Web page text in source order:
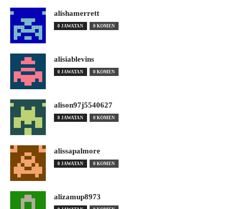
alishamerrett
0 JAWATAN 0 KOMEN
alisiablevins
0 JAWATAN 0 KOMEN
alison97j5540627
0 JAWATAN 0 KOMEN
alissapalmore
0 JAWATAN 0 KOMEN
alizamup8973